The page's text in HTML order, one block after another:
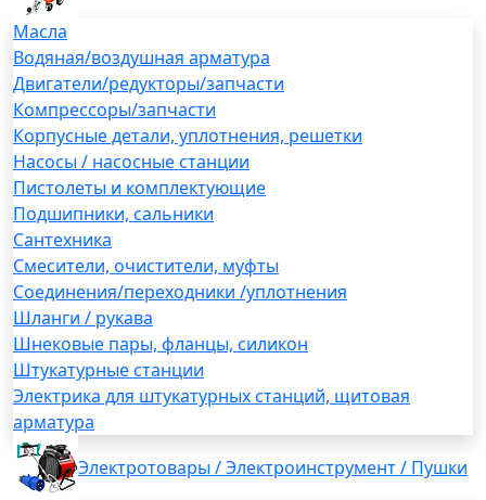
Масла
Водяная/воздушная арматура
Двигатели/редукторы/запчасти
Компрессоры/запчасти
Корпусные детали, уплотнения, решетки
Насосы / насосные станции
Пистолеты и комплектующие
Подшипники, сальники
Сантехника
Смесители, очистители, муфты
Соединения/переходники /уплотнения
Шланги / рукава
Шнековые пары, фланцы, силикон
Штукатурные станции
Электрика для штукатурных станций, щитовая
арматура
Электротовары / Электроинструмент / Пушки